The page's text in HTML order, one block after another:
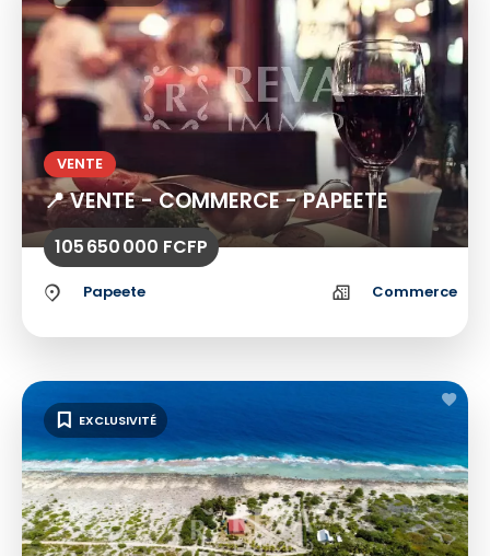
VENTE
📍 VENTE - COMMERCE - PAPEETE
105 650 000 FCFP
Papeete Commerce
EXCLUSIVITÉ